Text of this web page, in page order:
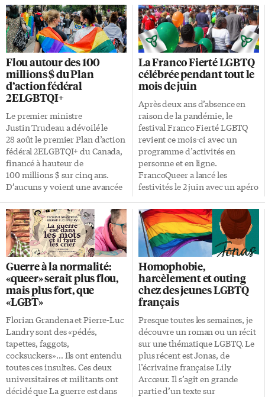
Flou autour des 100
millions $ du Plan
d’action fédéral
2ELGBTQI+
Le premier ministre
Justin Trudeau a dévoilé le
28 août le premier Plan d’action
fédéral 2ELGBTQI+ du Canada,
financé à hauteur de
100 millions $ sur cinq ans.
D’aucuns y voient une avancée
sur la question de qui pourra en
bénéficier au sein de la
francophonie minoritaire et
chez les plus petits organismes.
À noter que cela s’ajoute aux 145
millions $ débloqués en 2017
pour indemniser des
fonctionnaires congédiés de la
fonction publique en raison de
leur orientation sexuelle, des
années 1950 jusqu’au milieu des
années 1990. Deux esprits,
lesbienne, gai, bisexuel,
transgenre, queer, intersexe et
plus Pour élaborer ce Plan, […]
La Franco Fierté LGBTQ
célébrée pendant tout le
mois de juin
Après deux ans d’absence en
raison de la pandémie, le
festival Franco Fierté LGBTQ
revient ce mois-ci avec un
programme d’activités en
personne et en ligne.
FrancoQueer a lancé les
festivités le 2 juin avec un apéro
Church. Pancartes et écrits Ce
mercredi 8 juin, un atelier
«briller et revendiquer» incite
les participants à laisser aller
leur créativité en créant des
affiches en vue du grand défilé
de la Fierté. C’est à 18h aux
bureaux de FrancoQueer, au 4e
étage du 543 rue Yonge. Le
matériel nécessaire est fourni.
On demande aux intéressés de
[…]
Guerre à la normalité:
«queer» serait plus flou,
mais plus fort, que
«LGBT»
Florian Grandena et Pierre-Luc
Landry sont des «pédés,
tapettes, faggots,
cocksuckers»… Ils ont entendu
toutes ces insultes. Ces deux
universitaires et militants ont
décidé que La guerre est dans
Homophobie,
harcèlement et outing
chez des jeunes LGBTQ
français
Presque toutes les semaines, je
découvre un roman ou un récit
sur une thématique LGBTQ. Le
plus récent est Jonas, de
l’écrivaine française Lily
Arcœur. Il s’agit en grande
partie d’un texte sur